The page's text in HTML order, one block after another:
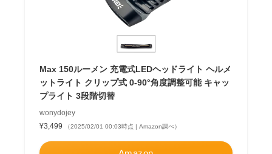
Max 150ルーメン 充電式LEDヘッドライト ヘルメ
ットライト クリップ式 0-90°角度調整可能 キャッ
プライト 3段階切替
wonydojey
¥3,499
（2025/02/01 00:03時点 | Amazon調べ）